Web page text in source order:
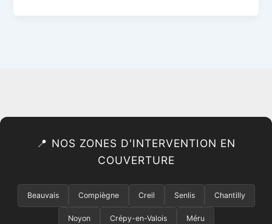
📍 NOS ZONES D'INTERVENTION EN
COUVERTURE
Beauvais Compiègne Creil Senlis Chantilly
Noyon Crépy-en-Valois Méru